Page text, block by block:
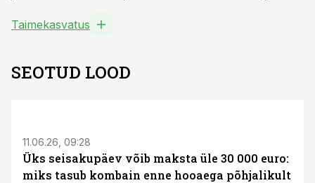
Taimekasvatus
SEOTUD LOOD
11.06.26, 09:28
Üks seisakupäev võib maksta üle 30 000 euro:
miks tasub kombain enne hooaega põhjalikult